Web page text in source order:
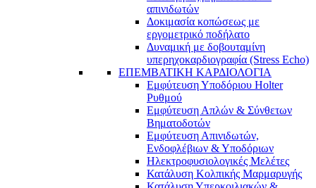
απινιδωτών
Δοκιμασία κοπώσεως με
εργομετρικό ποδήλατο
Δυναμική με δοβουταμίνη
υπερηχοκαρδιογραφία (Stress Echo)
ΕΠΕΜΒΑΤΙΚΗ ΚΑΡΔΙΟΛΟΓΙΑ
Εμφύτευση Υποδόριου Holter
Ρυθμού
Εμφύτευση Απλών & Σύνθετων
Βηματοδοτών
Εμφύτευση Απινιδωτών,
Ενδοφλέβιων & Υποδόριων
Ηλεκτροφυσιολογικές Μελέτες
Κατάλυση Κολπικής Μαρμαρυγής